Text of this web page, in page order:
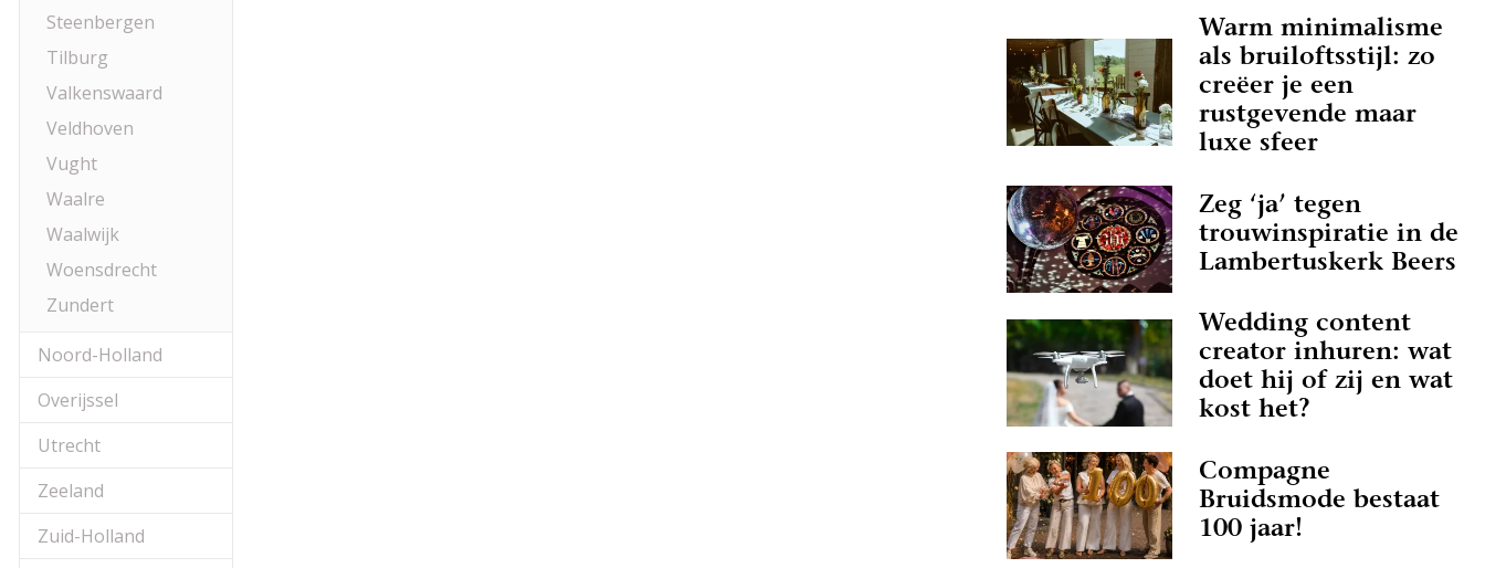
Steenbergen
Tilburg
Valkenswaard
Veldhoven
Vught
Waalre
Waalwijk
Woensdrecht
Zundert
Noord-Holland
Overijssel
Utrecht
Zeeland
Zuid-Holland
Warm minimalisme
als bruiloftsstijl: zo
creëer je een
rustgevende maar
luxe sfeer
Zeg ‘ja’ tegen
trouwinspiratie in de
Lambertuskerk Beers
Wedding content
creator inhuren: wat
doet hij of zij en wat
kost het?
Compagne
Bruidsmode bestaat
100 jaar!